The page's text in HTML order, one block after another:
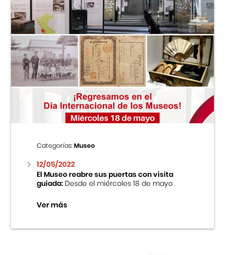
Categorías:Museo
12/05/2022
El Museo reabre sus puertas con visita
guiada:Desde el miércoles 18 de mayo
Ver más